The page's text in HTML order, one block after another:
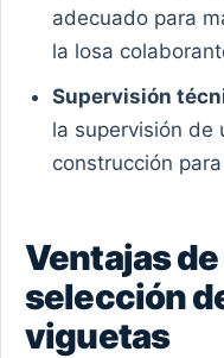
adecuado para
la losa
Supervisión
la supervisión de
construcción
Ventajas
selección
viguetas